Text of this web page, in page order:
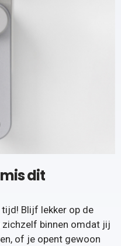
dit
tijd! Blijf lekker op de
zichzelf binnen omdat jij
of je opent gewoon